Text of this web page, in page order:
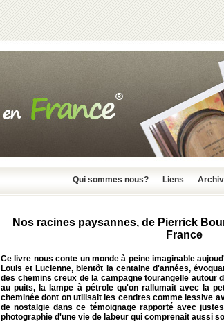
Qui sommes nous? Liens
Nos racines paysannes, de Pierrick
France
Ce livre nous conte un monde à peine imaginable
Louis et Lucienne, bientôt la centaine d'années,
des chemins creux de la campagne tourangelle autour
au puits, la lampe à pétrole qu'on rallumait avec la
cheminée dont on utilisait les cendres comme lessive
de nostalgie dans ce témoignage rapporté avec
photographie d'une vie de labeur qui comprenait aussi